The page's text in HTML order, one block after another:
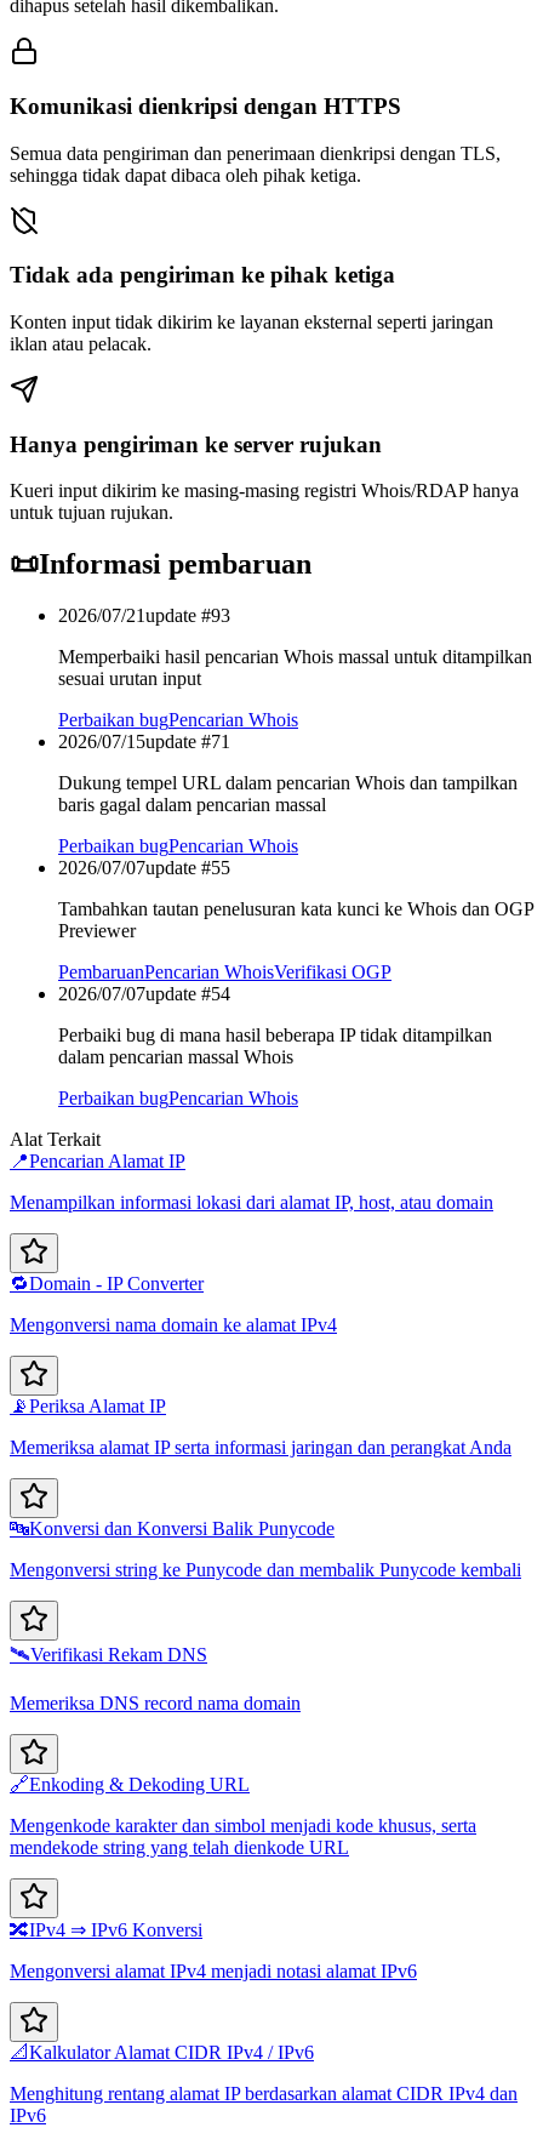
dihapus setelah hasil dikembalikan.
Komunikasi dienkripsi dengan HTTPS
Semua data pengiriman dan penerimaan dienkripsi dengan TLS,
sehingga tidak dapat dibaca oleh pihak ketiga.
Tidak ada pengiriman ke pihak ketiga
Konten input tidak dikirim ke layanan eksternal seperti jaringan
iklan atau pelacak.
Hanya pengiriman ke server rujukan
Kueri input dikirim ke masing-masing registri Whois/RDAP hanya
untuk tujuan rujukan.
📜Informasi pembaruan
2026/07/21update #93
Memperbaiki hasil pencarian Whois massal untuk ditampilkan
sesuai urutan input
Perbaikan bugPencarian Whois
2026/07/15update #71
Dukung tempel URL dalam pencarian Whois dan tampilkan
baris gagal dalam pencarian massal
Perbaikan bugPencarian Whois
2026/07/07update #55
Tambahkan tautan penelusuran kata kunci ke Whois dan OGP
Previewer
PembaruanPencarian WhoisVerifikasi OGP
2026/07/07update #54
Perbaiki bug di mana hasil beberapa IP tidak ditampilkan
dalam pencarian massal Whois
Perbaikan bugPencarian Whois
Alat Terkait
📍Pencarian Alamat IP
Menampilkan informasi lokasi dari alamat IP, host, atau domain
🔁Domain - IP Converter
Mengonversi nama domain ke alamat IPv4
📡Periksa Alamat IP
Memeriksa alamat IP serta informasi jaringan dan perangkat Anda
🔤Konversi dan Konversi Balik Punycode
Mengonversi string ke Punycode dan membalik Punycode kembali
🛰️Verifikasi Rekam DNS
Memeriksa DNS record nama domain
🔗Enkoding & Dekoding URL
Mengenkode karakter dan simbol menjadi kode khusus, serta
mendekode string yang telah dienkode URL
🔀IPv4 ⇒ IPv6 Konversi
Mengonversi alamat IPv4 menjadi notasi alamat IPv6
📐Kalkulator Alamat CIDR IPv4 / IPv6
Menghitung rentang alamat IP berdasarkan alamat CIDR IPv4 dan
IPv6